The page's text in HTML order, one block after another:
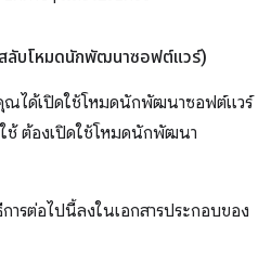
ลับโหมดนักพัฒนาซอฟต์แวร์)
ได้เปิดใช้โหมดนักพัฒนาซอฟต์แวร์
ช้ ต้องเปิดใช้โหมดนักพัฒนา
ารต่อไปนี้ลงในเอกสารประกอบของ